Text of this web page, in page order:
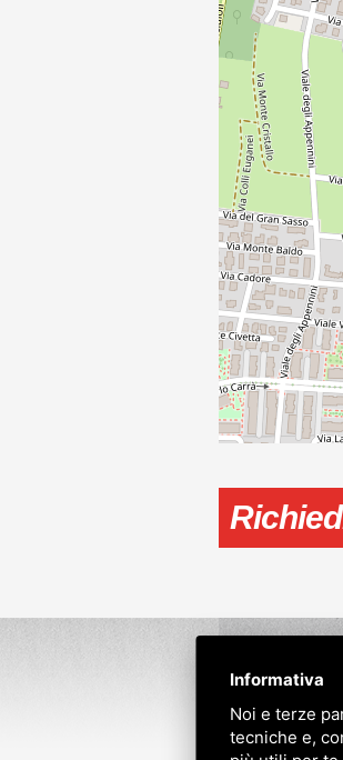
Informativa
Noi e terze
tecniche e,
Agenzia
Agenzia